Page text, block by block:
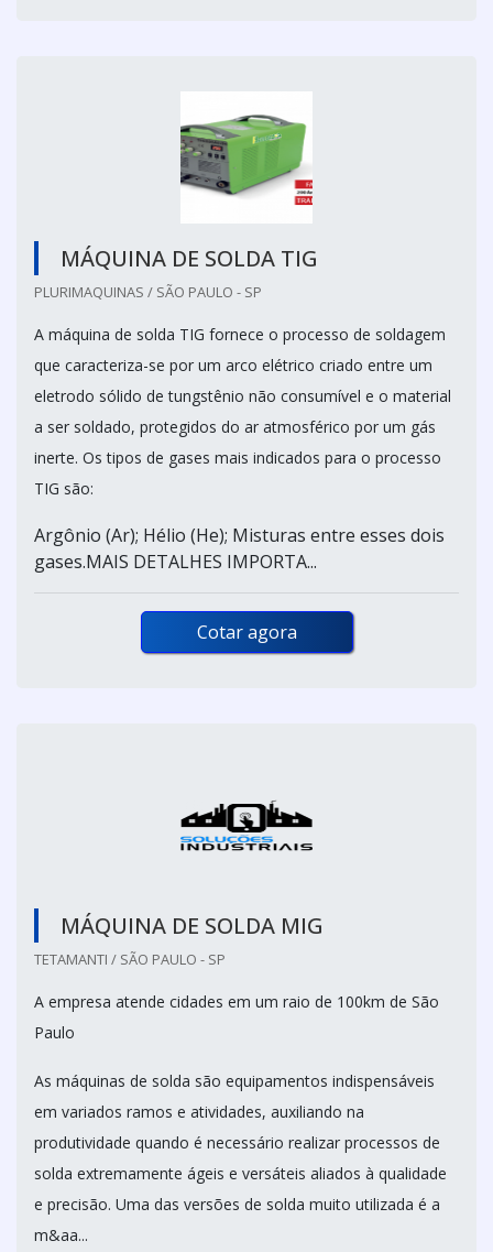
MÁQUINA DE SOLDA TIG
PLURIMAQUINAS / SÃO PAULO - SP
A máquina de solda TIG fornece o processo de soldagem
que caracteriza-se por um arco elétrico criado entre um
eletrodo sólido de tungstênio não consumível e o material
a ser soldado, protegidos do ar atmosférico por um gás
inerte. Os tipos de gases mais indicados para o processo
TIG são:
Argônio (Ar); Hélio (He); Misturas entre esses dois
gases.MAIS DETALHES IMPORTA...
Cotar agora
MÁQUINA DE SOLDA MIG
TETAMANTI / SÃO PAULO - SP
A empresa atende cidades em um raio de 100km de São
Paulo
As máquinas de solda são equipamentos indispensáveis
em variados ramos e atividades, auxiliando na
produtividade quando é necessário realizar processos de
solda extremamente ágeis e versáteis aliados à qualidade
e precisão. Uma das versões de solda muito utilizada é a
m&aa...